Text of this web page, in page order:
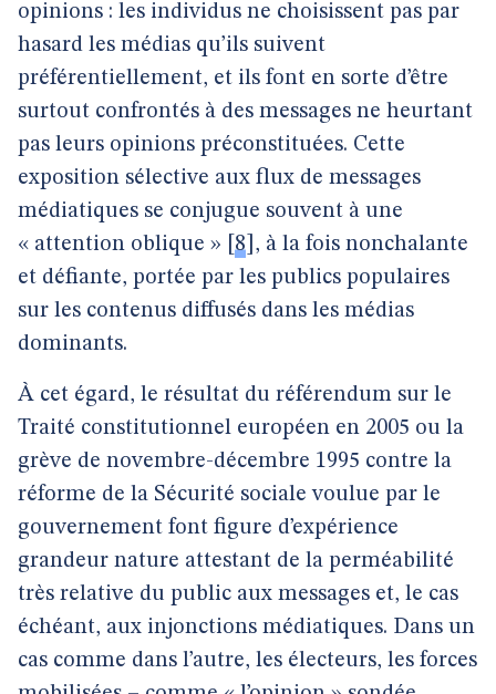
opinions : les individus ne choisissent pas par
hasard les médias qu’ils suivent
préférentiellement, et ils font en sorte d’être
surtout confrontés à des messages ne heurtant
pas leurs opinions préconstituées. Cette
exposition sélective aux flux de messages
médiatiques se conjugue souvent à une
« attention oblique »
8 , à la fois nonchalante
et défiante, portée par les publics populaires
sur les contenus diffusés dans les médias
dominants.
À cet égard, le résultat du référendum sur le
Traité constitutionnel européen en 2005 ou la
grève de novembre-décembre 1995 contre la
réforme de la Sécurité sociale voulue par le
gouvernement font figure d’expérience
grandeur nature attestant de la perméabilité
très relative du public aux messages et, le cas
échéant, aux injonctions médiatiques. Dans un
cas comme dans l’autre, les électeurs, les forces